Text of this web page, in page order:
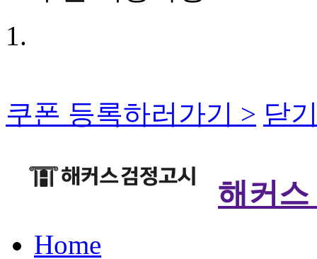
쿠폰 등록하러가기 > 닫
해커
Home